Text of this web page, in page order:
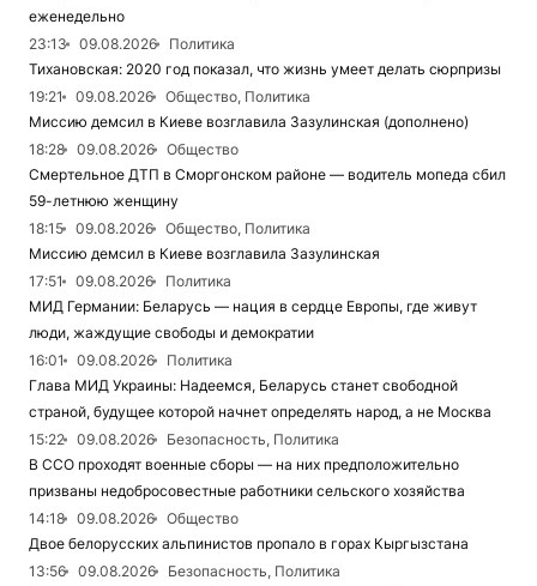
еженедельно
23:13
09.08.2026
Политика
Тихановская: 2020 год показал, что жизнь умеет делать сюрпризы
19:21
09.08.2026
Общество, Политика
Миссию демсил в Киеве возглавила Зазулинская (дополнено)
18:28
09.08.2026
Общество
Смертельное ДТП в Сморгонском районе — водитель мопеда сбил
59-летнюю женщину
18:15
09.08.2026
Общество, Политика
Миссию демсил в Киеве возглавила Зазулинская
17:51
09.08.2026
Политика
МИД Германии: Беларусь — нация в сердце Европы, где живут
люди, жаждущие свободы и демократии
16:01
09.08.2026
Политика
Глава МИД Украины: Надеемся, Беларусь станет свободной
страной, будущее которой начнет определять народ, а не Москва
15:22
09.08.2026
Безопасность, Политика
В ССО проходят военные сборы — на них предположительно
призваны недобросовестные работники сельского хозяйства
14:18
09.08.2026
Общество
Двое белорусских альпинистов пропало в горах Кыргызстана
13:56
09.08.2026
Безопасность, Политика